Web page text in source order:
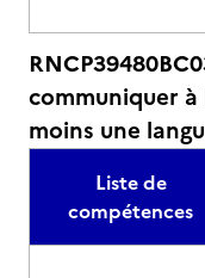
communiquer à
moins une
Liste de
compétences